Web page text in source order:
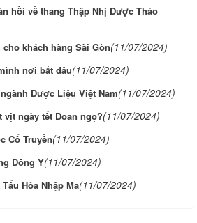
hồi về thang Thập Nhị Dược Thảo
khách hàng Sài Gòn(11/07/2024)
nơi bắt đầu(11/07/2024)
Dược Liệu Việt Nam(11/07/2024)
vịt ngày tết Đoan ngọ?(11/07/2024)
Cổ Truyền(11/07/2024)
Đông Y(11/07/2024)
Hỏa Nhập Ma(11/07/2024)